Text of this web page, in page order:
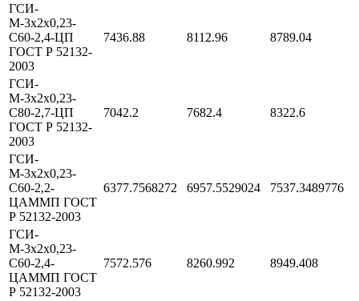
ГСИ-
М-3х2х0,23-
С60-2,4-ЦП
ГОСТ Р 52132-
2003
7436.88 8112.96 8789.04
ГСИ-
М-3х2х0,23-
С80-2,7-ЦП
ГОСТ Р 52132-
2003
7042.2 7682.4 8322.6
ГСИ-
М-3х2х0,23-
С60-2,2-
ЦАММП ГОСТ
Р 52132-2003
6377.7568272 6957.5529024 7537.3489776
ГСИ-
М-3х2х0,23-
С60-2,4-
ЦАММП ГОСТ
Р 52132-2003
7572.576 8260.992 8949.408